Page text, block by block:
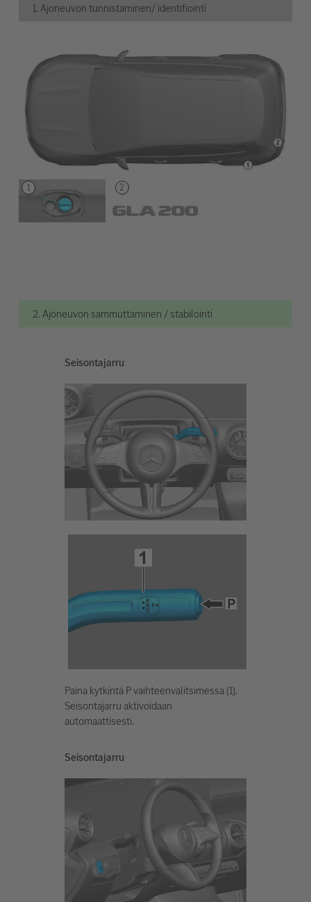
1. Ajoneuvon tunnistaminen/ identifiointi
2. Ajoneuvon sammuttaminen / stabilointi
Seisontajarru
Paina kytkintä P vaihteenvalitsimessa (1).
Seisontajarru aktivoidaan
automaattisesti.
Seisontajarru